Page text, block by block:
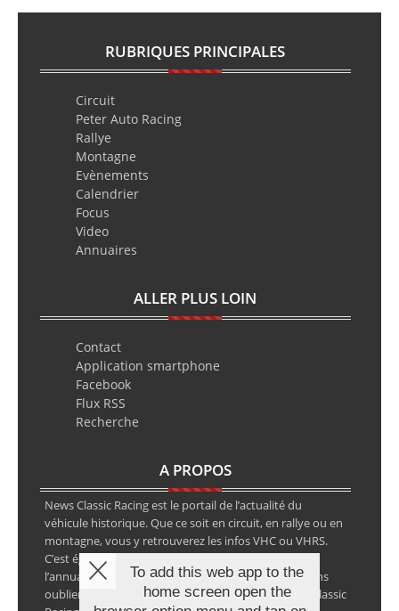
RUBRIQUES PRINCIPALES
Circuit
Peter Auto Racing
Rallye
Montagne
Evènements
Calendrier
Focus
Video
Annuaires
ALLER PLUS LOIN
Contact
Application smartphone
Facebook
Flux RSS
Recherche
A PROPOS
News Classic Racing est le portail de l’actualité du
véhicule historique. Que ce soit en circuit, en rallye ou en
montagne, vous y retrouverez les infos VHC ou VHRS.
C’est également le calendrier des épreuves ainsi que
l’annuaire des spécialistes de la voiture ancienne, sans
oublier les petites annonces avec notre partenaire Classic
To add this web app to the
home screen open the